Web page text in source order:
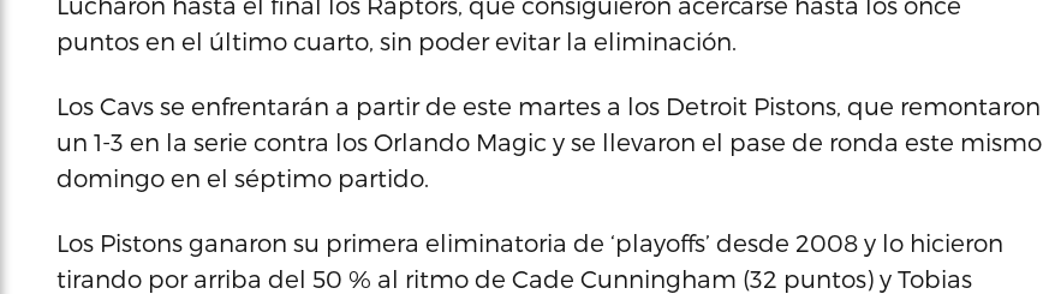
puntos en el último cuarto, sin poder evitar la eliminación.
Los Cavs se enfrentarán a partir de este martes a los Detroit Pistons, que remontaron
un 1-3 en la serie contra los Orlando Magic y se llevaron el pase de ronda este mismo
domingo en el séptimo partido.
Los Pistons ganaron su primera eliminatoria de ‘playoffs’ desde 2008 y lo hicieron
tirando por arriba del 50 % al ritmo de Cade Cunningham (32 puntos) y Tobias